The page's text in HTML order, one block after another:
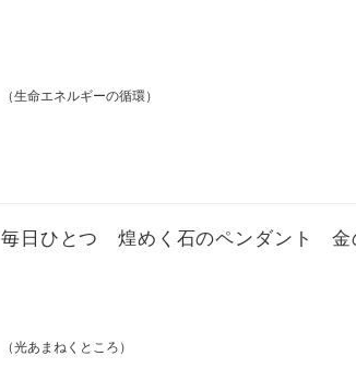
（生命エネルギーの循環）
毎日ひとつ 煌めく石のペンダント 金
（光あまねくところ）